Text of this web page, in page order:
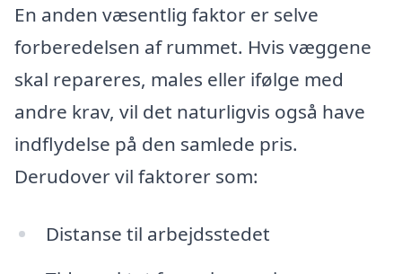
En anden væsentlig faktor er selve
forberedelsen af rummet. Hvis væggene
skal repareres, males eller ifølge med
andre krav, vil det naturligvis også have
indflydelse på den samlede pris.
Derudover vil faktorer som:
Distanse til arbejdsstedet